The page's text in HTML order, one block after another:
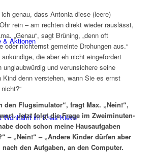
& Aktionen
Wohlfahrt im Kreis Kleve
genau, dass Antonia diese (leere)
rein – am rechten direkt wieder rauslässt,
„Genau“, sagt Brüning, „denn oft
oder nichternst gemeinte Drohungen aus.“
die aber eh nicht eingefordert
und verunsichere seine
Kind denn verstehen, wann Sie es ernst
den Flugsimulator“, fragt Max. „Nein!“,
Jetzt folgt die Frage im Zweiminuten-
doch schon meine Hausaufgaben
– „Nein!“ – „Andere Kinder dürfen aber
den Aufgaben, an den Computer.